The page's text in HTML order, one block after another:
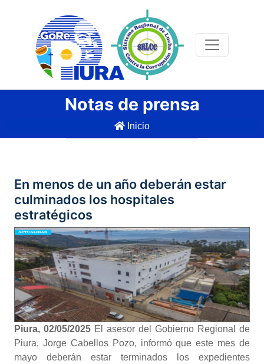
Notas de prensa
Inicio
En menos de un año deberán estar
culminados los hospitales
estratégicos
Piura, 02/05/2025 El asesor del Gobierno Regional de
Piura, Jorge Cabellos Pozo, informó que este mes de
mayo deberán estar terminados los expedientes